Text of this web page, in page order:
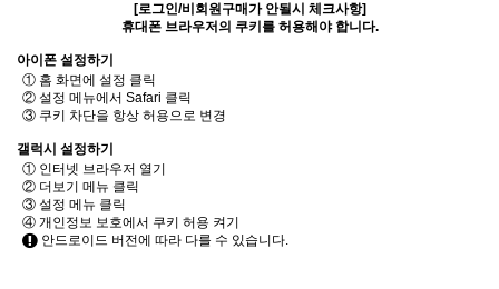
[로그인/비회원구매가 안될시 체크사항]
휴대폰 브라우저의 쿠키를 허용해야 합니다.
아이폰 설정하기
① 홈 화면에 설정 클릭
② 설정 메뉴에서 Safari 클릭
③ 쿠키 차단을 항상 허용으로 변경
갤럭시 설정하기
① 인터넷 브라우저 열기
② 더보기 메뉴 클릭
③ 설정 메뉴 클릭
④ 개인정보 보호에서 쿠키 허용 켜기
안드로이드 버전에 따라 다를 수 있습니다.